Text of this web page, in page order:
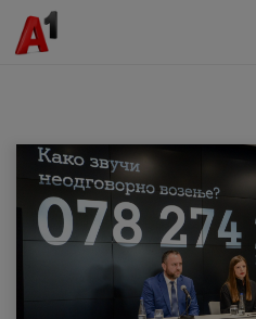
МК EN SQ
Деловни